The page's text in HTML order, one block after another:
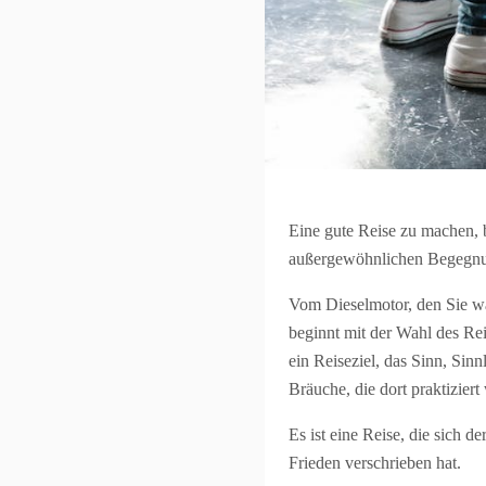
Eine gute Reise zu
außergewöhnlichen
Vom Dieselmotor, den Sie
beginnt mit der Wahl des
ein Reiseziel, das Sinn,
Bräuche, die dort praktiziert
Es ist eine Reise, die sich
Frieden verschrieben hat.